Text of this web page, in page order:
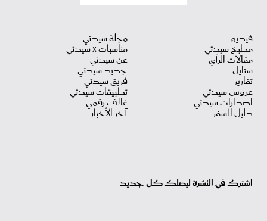
فيديو
مطبخ سيدتي
مقالات الرأي
ستايل
تقارير
عروس سيدتي
اصدارات سيدتي
دليل السفر
مجلة سيدتي
مناسبات X سيدتي
عن سيدتي
جديد سيدتي
فريق سيدتي
تطبيقات سيدتي
غلاف رقمي
آخر الأخبار
اشترك في النشرة ليصلك كل جديد